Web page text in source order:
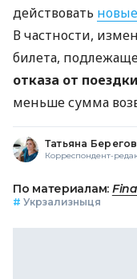
действовать
В частности,
билета,
отказа от поездки
меньше сумма
Татьяна
Корреспондент-
По материалам:
# Укрзализныця